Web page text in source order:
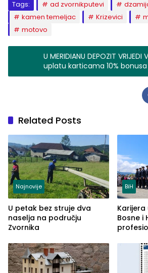
Tags: ad zvornikputevi
kamen temeljac
Krizevici
motovo
U MERIDIANU DEPOZIT VRIJEDI
uplatu karticama 10% bonusa
Related Posts
Najnovije
U petak bez struje dva
naselja na području
Zvornika
BiH
Karijera
Bosne i
služba